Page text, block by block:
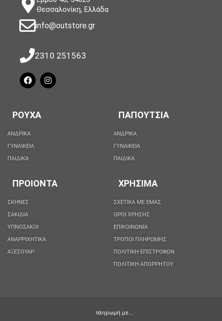
Θεσσαλονίκη, Ελλάδα
info@outstore.gr
2310 251563
ΡΟΥΧΑ
ΑΝΔΡΙΚΑ
ΓΥΝΑΙΚΕΙΑ
ΠΑΙΔΙΚΑ
ΠΑΠΟΥΤΣΙΑ
ΑΝΔΡΙΚΑ
ΓΥΝΑΙΚΕΙΑ
ΠΑΙΔΙΚΑ
ΠΡΟΙΟΝΤΑ
ΣΚΗΝΕΣ
ΣΑΚΙΔΙΑ
ΥΠΝΟΣΑΚΟΙ
ΑΝΑΡΡΙΧΗΤΙΚΑ
ΑΞΕΣΟΥΑΡ
ΧΡΗΣΙΜΑ
ΣΧΕΤΙΚΑ ΜΕ ΕΜΑΣ
ΟΡΟΙ ΧΡΗΣΗΣ
ΕΠΙΚΟΙΝΩΝΙΑ
ΤΡΟΠΟΙ ΠΛΗΡΩΜΗΣ
ΠΟΛΙΤΙΚΗ ΕΠΙΣΤΡΟΦΩΝ
ΠΟΛΙΤΙΚΉ ΑΠΟΡΡΉΤΟΥ
πληρωμή με….